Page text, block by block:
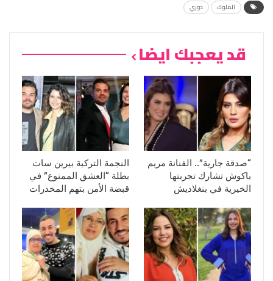
الملوك دوري
قد يعجبك ايضا
“صدقة جارية”.. الفنانة مريم
باكوش تشارك تجربتها
الخيرية في بنغلاديش
النجمة التركية بيرين سات
بطلة “العشق الممنوع” في
قبضة الأمن بتهم المخدرات